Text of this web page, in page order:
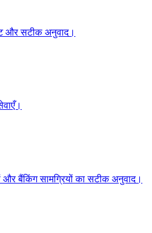
और सटीक अनुवाद।
और बैंकिंग सामग्रियों का सटीक अनुवाद।